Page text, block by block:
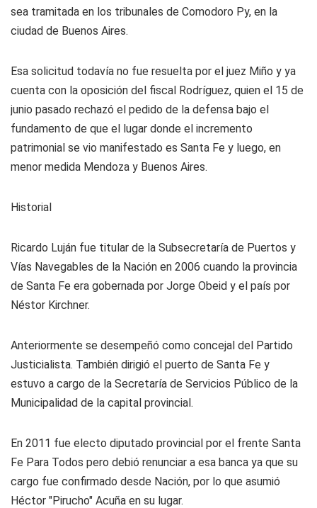
sea tramitada en los tribunales de Comodoro Py, en la
ciudad de Buenos Aires.
Esa solicitud todavía no fue resuelta por el juez Miño y ya
cuenta con la oposición del fiscal Rodríguez, quien el 15 de
junio pasado rechazó el pedido de la defensa bajo el
fundamento de que el lugar donde el incremento
patrimonial se vio manifestado es Santa Fe y luego, en
menor medida Mendoza y Buenos Aires.
Historial
Ricardo Luján fue titular de la Subsecretaría de Puertos y
Vías Navegables de la Nación en 2006 cuando la provincia
de Santa Fe era gobernada por Jorge Obeid y el país por
Néstor Kirchner.
Anteriormente se desempeñó como concejal del Partido
Justicialista. También dirigió el puerto de Santa Fe y
estuvo a cargo de la Secretaría de Servicios Público de la
Municipalidad de la capital provincial.
En 2011 fue electo diputado provincial por el frente Santa
Fe Para Todos pero debió renunciar a esa banca ya que su
cargo fue confirmado desde Nación, por lo que asumió
Héctor "Pirucho" Acuña en su lugar.